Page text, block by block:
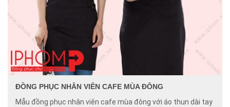
ĐỒNG PHỤC NHÂN VIÊN CAFE MÙA ĐÔNG
Mẫu đồng phục nhân viên cafe mùa đông với áo thun dài tay